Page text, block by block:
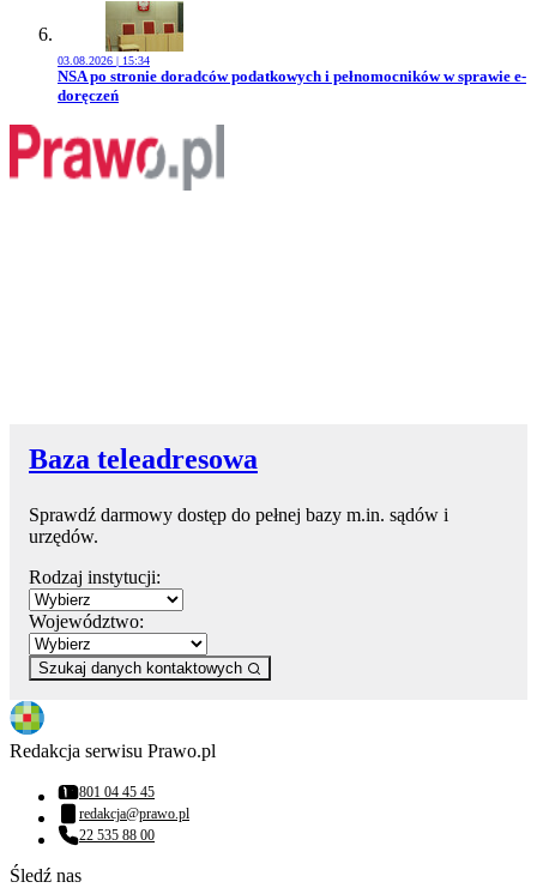
03.08.2026 | 15:34
Przejdź do artykułu:
NSA po stronie doradców podatkowych i pełnomocników w sprawie e-
doręczeń
Baza teleadresowa
Sprawdź darmowy dostęp do pełnej bazy m.in. sądów i
urzędów.
Rodzaj instytucji:
Województwo:
Szukaj danych kontaktowych
Redakcja serwisu Prawo.pl
Numer telefonu:
801 04 45 45
Adres email:
redakcja@prawo.pl
Numer telefonu:
22 535 88 00
Śledź nas